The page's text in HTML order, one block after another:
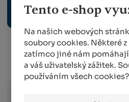
Tento e-shop
Na našich webových
soubory cookies. Některé
zatímco jiné nám
a váš uživatelský zážitek.
používáním všech cookies?
OCHRANNÉ PRACOVNÍ
Info o přepravě: